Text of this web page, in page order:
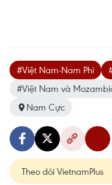
#Việt Nam-Nam Phi
#Việt Nam và
Nam Cực
Theo dõi VietnamPlus